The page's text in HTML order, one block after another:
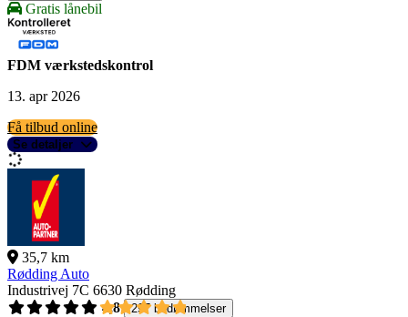
Gratis lånebil
FDM værkstedskontrol
13. apr 2026
Få tilbud online
Se detaljer
35,7 km
Rødding Auto
Industrivej 7C 6630 Rødding
4,8
297 bedømmelser